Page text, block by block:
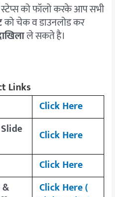
स्टेप्स को फॉलो करके आप सभी
को चेक व डाउनलोड कर
ले सकते है।
Links
Click Here
Click Here
Click Here
Click Here (